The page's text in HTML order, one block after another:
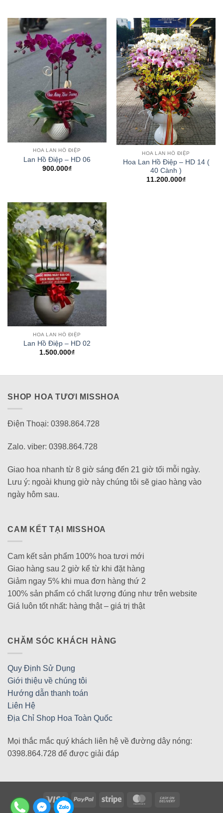
HOA LAN HỒ ĐIỆP
Lan Hồ Điệp – HD 06
900.000₫
HOA LAN HỒ ĐIỆP
Hoa Lan Hồ Điệp – HD 14 (
40 Cành )
11.200.000₫
HOA LAN HỒ ĐIỆP
Lan Hồ Điệp – HD 02
1.500.000₫
SHOP HOA TƯƠI MISSHOA
Điện Thoại: 0398.864.728
Zalo. viber: 0398.864.728
Giao hoa nhanh từ 8 giờ sáng đến 21 giờ tối mỗi ngày.
Lưu ý: ngoài khung giờ này chúng tôi sẽ giao hàng vào
ngày hôm sau.
CAM KẾT TẠI MISSHOA
Cam kết sản phẩm 100% hoa tươi mới
Giao hàng sau 2 giờ kể từ khi đặt hàng
Giảm ngay 5% khi mua đơn hàng thứ 2
100% sản phẩm có chất lượng đúng như trên website
Giá luôn tốt nhất: hàng thật – giá trị thật
CHĂM SÓC KHÁCH HÀNG
Quy Định Sử Dụng
Giới thiệu về chúng tôi
Hướng dẫn thanh toán
Liên Hệ
Địa Chỉ Shop Hoa Toàn Quốc
Mọi thắc mắc quý khách liên hệ về đường dây nóng:
0398.864.728 để được giải đáp
Visa PayPal Stripe MasterCard